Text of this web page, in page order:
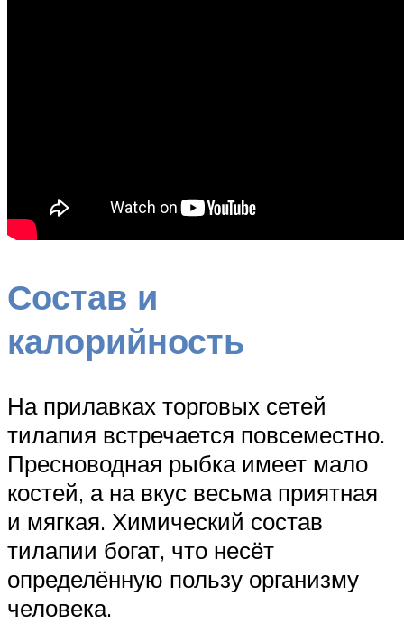
Состав и
калорийность
На прилавках торговых сетей
тилапия встречается повсеместно.
Пресноводная рыбка имеет мало
костей, а на вкус весьма приятная
и мягкая. Химический состав
тилапии богат, что несёт
определённую пользу организму
человека.